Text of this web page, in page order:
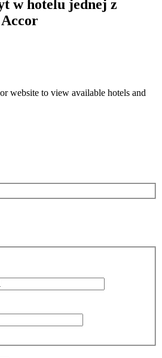
w hotelu jednej z
website to view available hotels and